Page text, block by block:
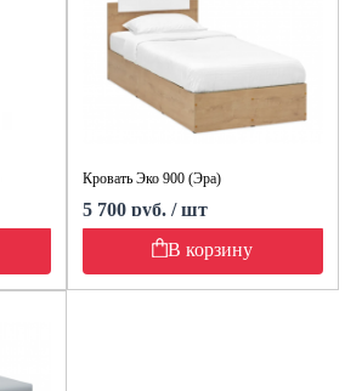
Кровать Эко 900 (Эра)
5 700 руб. / шт
В корзину